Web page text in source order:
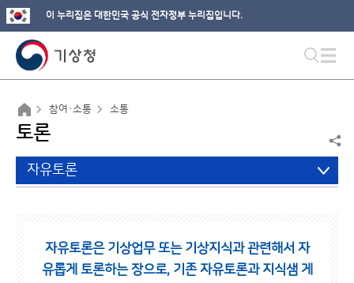
이 누리집은 대한민국 공식 전자정부 누리집입니다.
참여·소통 소통
토론
자유토론
자유토론은 기상업무 또는 기상지식과 관련해서 자
유롭게 토론하는 장으로, 기존 자유토론과 지식샘 게